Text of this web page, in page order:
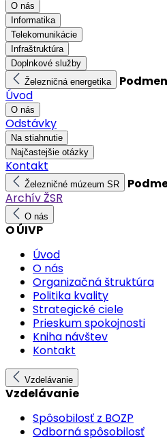
O nás
Informatika
Telekomunikácie
Infraštruktúra
Doplnkové služby
Železničná energetika
Úvod
O nás
Odstávky
Na stiahnutie
Najčastejšie otázky
Kontakt
Železničné múzeum SR
Archív ŽSR
O nás
O ÚIVP
Úvod
O nás
Organizačná štruktúra
Politika kvality
Strategické ciele
Prieskum spokojnosti
Kniha návštev
Kontakt
Vzdelávanie
Vzdelávanie
Spôsobilosť z BOZP
Odborná spôsobilosť